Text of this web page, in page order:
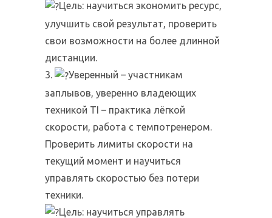
Цель: научиться экономить ресурс,
улучшить свой результат, проверить
свои возможности на более длинной
дистанции.
3.
Уверенный – участникам
заплывов, уверенно владеющих
техникой TI – практика лёгкой
скорости, работа с темпотренером.
Проверить лимиты скорости на
текущий момент и научиться
управлять скоростью без потери
техники.
Цель: научиться управлять